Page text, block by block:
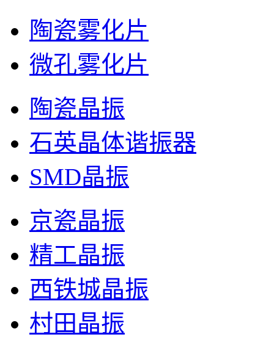
陶瓷雾化片
微孔雾化片
陶瓷晶振
石英晶体谐振器
SMD晶振
京瓷晶振
精工晶振
西铁城晶振
村田晶振